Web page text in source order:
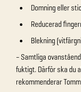
Domning eller
Reducerad
Blekning
– Samtliga
fuktigt. Därför ska du
rekommenderar